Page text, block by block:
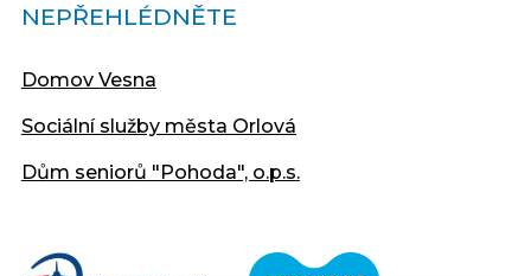
NEPŘEHLÉDNĚTE
Domov Vesna
Sociální služby města Orlová
Dům seniorů "Pohoda", o.p.s.